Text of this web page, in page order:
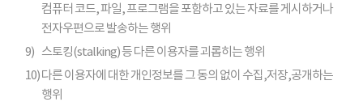
컴퓨터 코드, 파일, 프로그램을 포함하고 있는 자료를 게시하거나
전자우편으로 발송하는 행위
9) 스토킹(stalking) 등 다른 이용자를 괴롭히는 행위
10)다른 이용자에 대한 개인정보를 그 동의 없이 수집,저장,공개하는
행위